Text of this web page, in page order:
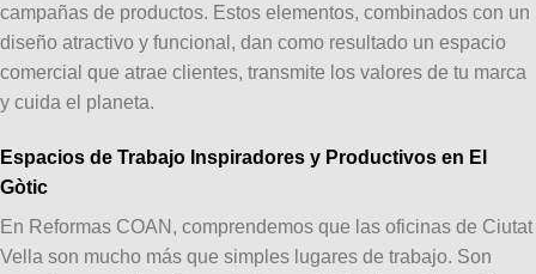
campañas de productos. Estos elementos, combinados con un
diseño atractivo y funcional, dan como resultado un espacio
comercial que atrae clientes, transmite los valores de tu marca
y cuida el planeta.
Espacios de Trabajo Inspiradores y Productivos en El
Gòtic
En Reformas COAN, comprendemos que las oficinas de Ciutat
Vella son mucho más que simples lugares de trabajo. Son